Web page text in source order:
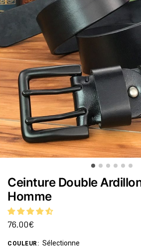
Ceinture Double
Homme
76.00€
COULEUR: Sélectionne